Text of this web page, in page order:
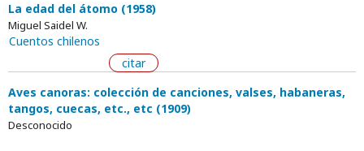
La edad del átomo (1958)
Miguel Saidel W.
Cuentos chilenos
citar
Aves canoras: colección de canciones, valses, habaneras,
tangos, cuecas, etc., etc (1909)
Desconocido